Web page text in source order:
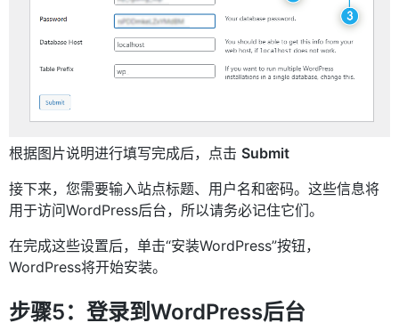
根据图片说明进行填写完成后，点击 Submit
接下来，您需要输入站点标题、用户名和密码。这些信息将
用于访问WordPress后台，所以请务必记住它们。
在完成这些设置后，单击“安装WordPress”按钮，
WordPress将开始安装。
步骤5：登录到WordPress后台